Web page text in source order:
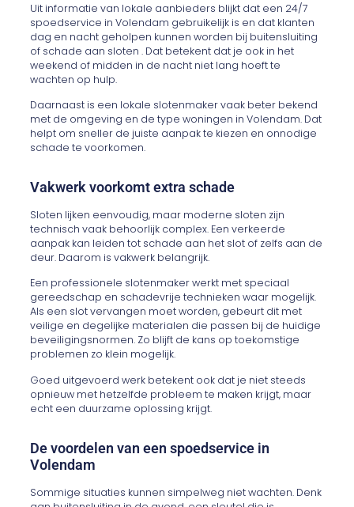
Uit informatie van lokale aanbieders blijkt dat een 24/7
spoedservice in Volendam gebruikelijk is en dat klanten
dag en nacht geholpen kunnen worden bij buitensluiting
of schade aan sloten . Dat betekent dat je ook in het
weekend of midden in de nacht niet lang hoeft te
wachten op hulp.
Daarnaast is een lokale slotenmaker vaak beter bekend
met de omgeving en de type woningen in Volendam. Dat
helpt om sneller de juiste aanpak te kiezen en onnodige
schade te voorkomen.
Vakwerk voorkomt extra schade
Sloten lijken eenvoudig, maar moderne sloten zijn
technisch vaak behoorlijk complex. Een verkeerde
aanpak kan leiden tot schade aan het slot of zelfs aan de
deur. Daarom is vakwerk belangrijk.
Een professionele slotenmaker werkt met speciaal
gereedschap en schadevrije technieken waar mogelijk.
Als een slot vervangen moet worden, gebeurt dit met
veilige en degelijke materialen die passen bij de huidige
beveiligingsnormen. Zo blijft de kans op toekomstige
problemen zo klein mogelijk.
Goed uitgevoerd werk betekent ook dat je niet steeds
opnieuw met hetzelfde probleem te maken krijgt, maar
echt een duurzame oplossing krijgt.
De voordelen van een spoedservice in
Volendam
Sommige situaties kunnen simpelweg niet wachten. Denk